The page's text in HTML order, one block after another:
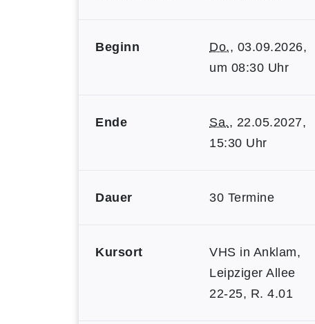
Beginn Do., 03.09.2026,
um 08:30 Uhr
Ende Sa., 22.05.2027,
15:30 Uhr
Dauer 30 Termine
Kursort
VHS in Anklam,
Leipziger Allee
22-25, R. 4.01